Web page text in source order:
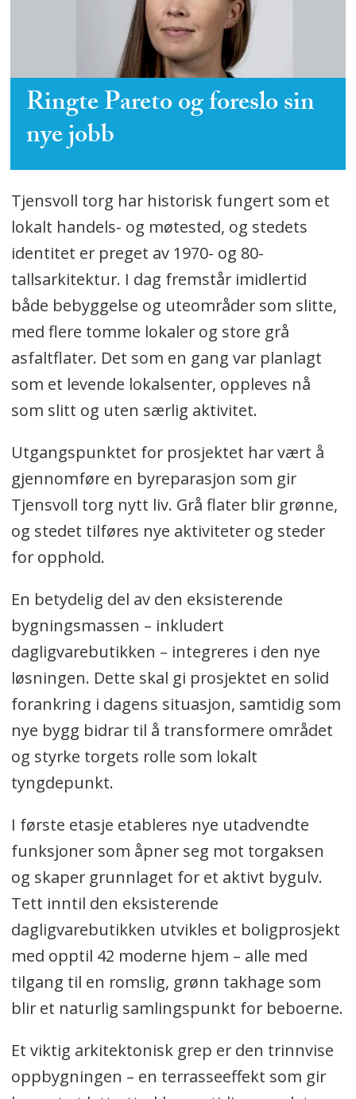
Ringte Pareto og foreslo sin
nye jobb
Tjensvoll torg har historisk fungert som et
lokalt handels- og møtested, og stedets
identitet er preget av 1970- og 80-
tallsarkitektur. I dag fremstår imidlertid
både bebyggelse og uteområder som slitte,
med flere tomme lokaler og store grå
asfaltflater. Det som en gang var planlagt
som et levende lokalsenter, oppleves nå
som slitt og uten særlig aktivitet.
Utgangspunktet for prosjektet har vært å
gjennomføre en byreparasjon som gir
Tjensvoll torg nytt liv. Grå flater blir grønne,
og stedet tilføres nye aktiviteter og steder
for opphold.
En betydelig del av den eksisterende
bygningsmassen – inkludert
dagligvarebutikken – integreres i den nye
løsningen. Dette skal gi prosjektet en solid
forankring i dagens situasjon, samtidig som
nye bygg bidrar til å transformere området
og styrke torgets rolle som lokalt
tyngdepunkt.
I første etasje etableres nye utadvendte
funksjoner som åpner seg mot torgaksen
og skaper grunnlaget for et aktivt bygulv.
Tett inntil den eksisterende
dagligvarebutikken utvikles et boligprosjekt
med opptil 42 moderne hjem – alle med
tilgang til en romslig, grønn takhage som
blir et naturlig samlingspunkt for beboerne.
Et viktig arkitektonisk grep er den trinnvise
oppbygningen – en terrasseeffekt som gir